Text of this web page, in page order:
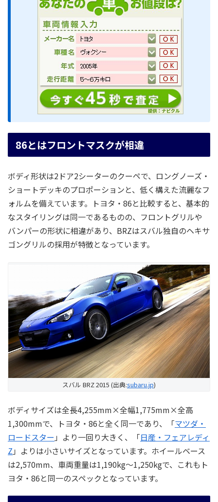
86とはフロントマスクが相違
ボディ形状は2ドア2シーターのクーペで、ロングノーズ・
ショートデッキのプロポーションと、低く構えた流麗なフ
ォルムを備えています。トヨタ・86と比較すると、基本的
なスタイリングは同一であるものの、フロントグリルや
バンパーの形状に相違があり、BRZはスバル独自のヘキサ
ゴングリルの採用が特徴となっています。
スバル BRZ 2015 (出典:subaru.jp)
ボディサイズは全長4,255mm×全幅1,775mm×全高
1,300mmで、トヨタ・86と全く同一であり、「マツダ・
ロードスター 」より一回り大きく、「日産・フェアレディ
Z 」よりは小さいサイズとなっています。ホイールベース
は2,570mm、車両重量は1,190kg～1,250kgで、これもト
ヨタ・86と同一のスペックとなっています。